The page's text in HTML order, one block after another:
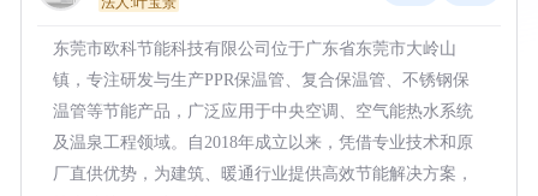
东莞市欧科节能科技有限公司位于广东省东莞市大岭山
镇，专注研发与生产PPR保温管、复合保温管、不锈钢保
温管等节能产品，广泛应用于中央空调、空气能热水系统
及温泉工程领域。自2018年成立以来，凭借专业技术和原
厂直供优势，为建筑、暖通行业提供高效节能解决方案，